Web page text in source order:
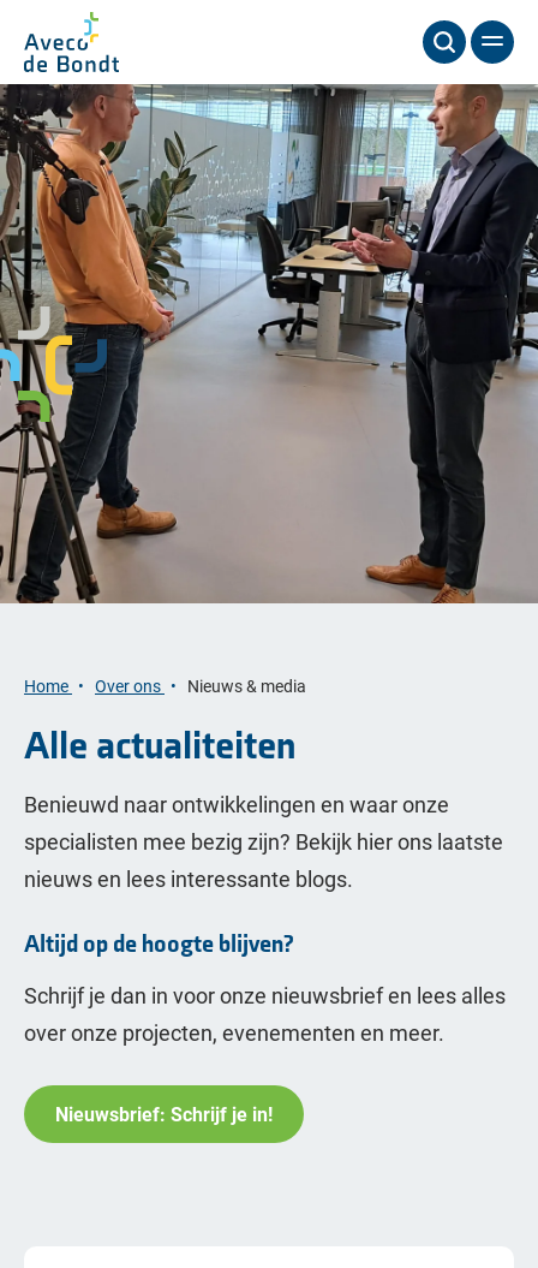
Home Over ons Nieuws & media
Alle actualiteiten
Benieuwd naar ontwikkelingen en waar onze
specialisten mee bezig zijn? Bekijk hier ons laatste
nieuws en lees interessante blogs.
Altijd op de hoogte blijven?
Schrijf je dan in voor onze nieuwsbrief en lees alles
over onze projecten, evenementen en meer.
Nieuwsbrief: Schrijf je in!